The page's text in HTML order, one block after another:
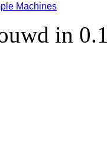
Machines
in